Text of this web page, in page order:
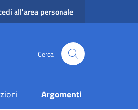
all'area personale
Cerca
Argomenti